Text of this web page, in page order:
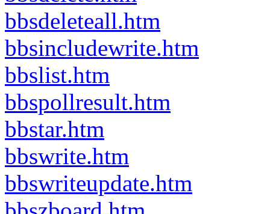
bbsdeleteall.htm
bbsincludewrite.htm
bbslist.htm
bbspollresult.htm
bbstar.htm
bbswrite.htm
bbswriteupdate.htm